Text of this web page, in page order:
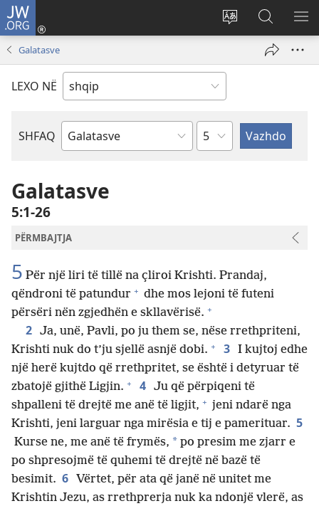
JW.ORG
Ndrysho
Hyr
me
dritare
Kërko
në
JW.ORG
Galatasve
LEXO NË
SHFAQ
Librit
Kapitullit
Galatasve
5:1-26
PËRMBAJTJA
5 Për një liri të tillë na çliroi Krishti. Prandaj,
qëndroni të patundur + dhe mos lejoni të futeni
përsëri nën zgjedhën e skllavërisë. +
2 Ja, unë, Pavli, po ju them se, nëse rrethpriteni,
Krishti nuk do t’ju sjellë asnjë dobi. + 3 I kujtoj edhe
një herë kujtdo që rrethpritet, se është i detyruar të
zbatojë gjithë Ligjin. + 4 Ju që përpiqeni të
shpalleni të drejtë me anë të ligjit, + jeni ndarë nga
Krishti, jeni larguar nga mirësia e tij e pamerituar. 5
Kurse ne, me anë të frymës, * po presim me zjarr e
po shpresojmë të quhemi të drejtë në bazë të
besimit. 6
Vërtet, për ata që janë në unitet me
Krishtin Jezu, as rrethprerja nuk ka ndonjë vlerë, as